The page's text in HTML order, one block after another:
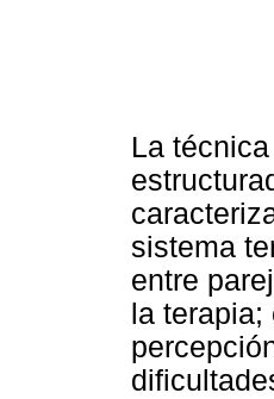
La
sistema
entre
la